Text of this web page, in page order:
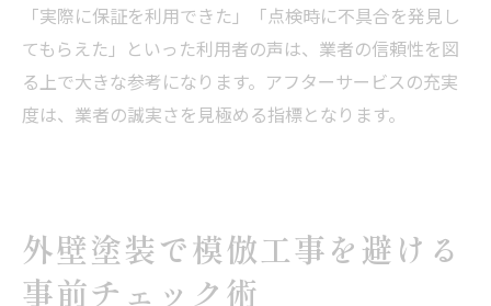
「実際に保証を利用できた」「点検時に不具合を発見し
てもらえた」といった利用者の声は、業者の信頼性を図
る上で大きな参考になります。アフターサービスの充実
度は、業者の誠実さを見極める指標となります。
外壁塗装で模倣工事を避ける
事前チェック術